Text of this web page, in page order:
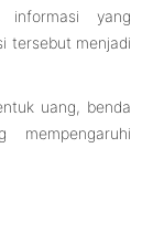
informasi yang
tersebut menjadi
uang, benda